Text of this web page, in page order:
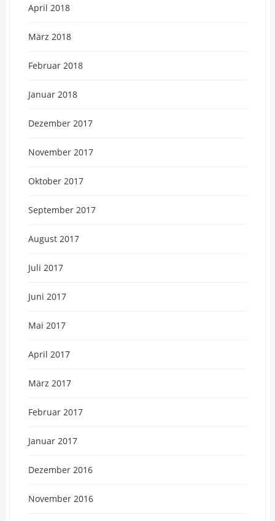
April 2018
März 2018
Februar 2018
Januar 2018
Dezember 2017
November 2017
Oktober 2017
September 2017
August 2017
Juli 2017
Juni 2017
Mai 2017
April 2017
März 2017
Februar 2017
Januar 2017
Dezember 2016
November 2016